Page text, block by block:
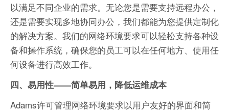
以满足不同企业的需求。无论您是需要支持远程办公，
还是需要实现多地协同办公，我们都能为您提供定制化
的解决方案。我们的网络环境要求可以轻松支持各种设
备和操作系统，确保您的员工可以在任何地方、使用任
何设备进行高效工作。
四、易用性——简单易用，降低运维成本
Adams许可管理网络环境要求以用户友好的界面和简